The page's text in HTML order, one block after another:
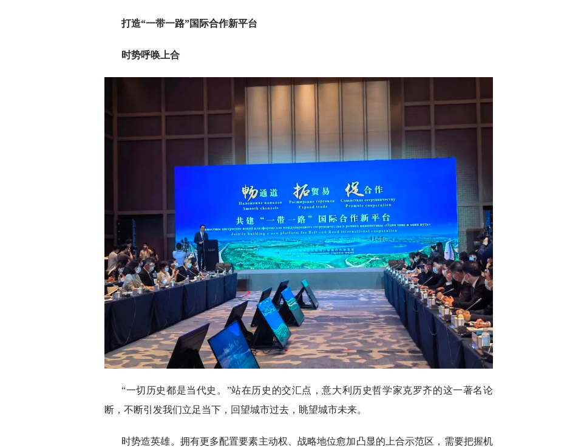
打造“一带一路”国际合作新平台
时势呼唤上合
“一切历史都是当代史。”站在历史的交汇点，意大利历史哲学家克罗齐的这一著名论
断，不断引发我们立足当下，回望城市过去，眺望城市未来。
时势造英雄。拥有更多配置要素主动权、战略地位愈加凸显的上合示范区，需要把握机